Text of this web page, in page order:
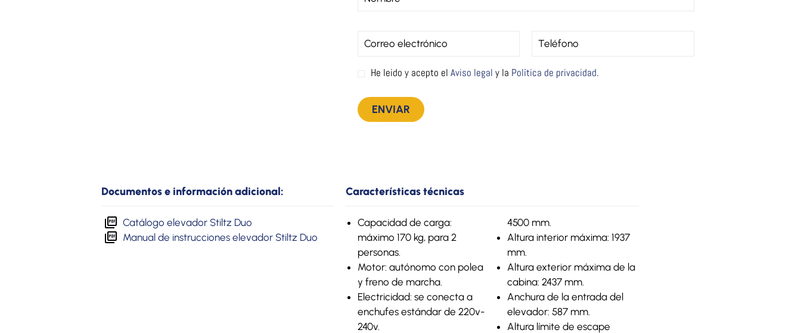
He leido y acepto el Aviso legal y la Política de privacidad.
Documentos e información adicional:
Catálogo elevador Stiltz Duo
Manual de instrucciones elevador Stiltz Duo
Características técnicas
Capacidad de carga:
máximo 170 kg, para 2
personas.
Motor: autónomo con polea
y freno de marcha.
Electricidad: se conecta a
enchufes estándar de 220v-
240v.
4500 mm.
Altura interior máxima: 1937
mm.
Altura exterior máxima de la
cabina: 2437 mm.
Anchura de la entrada del
elevador: 587 mm.
Altura límite de escape